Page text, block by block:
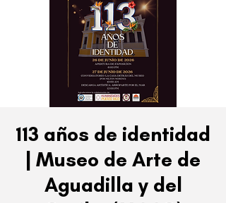
113 años de identidad
| Museo de Arte de
Aguadilla y del